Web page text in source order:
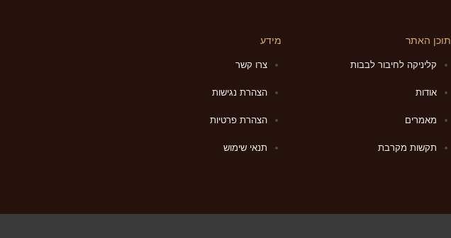
תוכן האתר
קליניקה לחיבור לבבות
אודות
מאמרים
תקשות מקרבת
מידע
צרו קשר
הצהרת נגישות
הצהרת פרטיות
תנאי שימוש